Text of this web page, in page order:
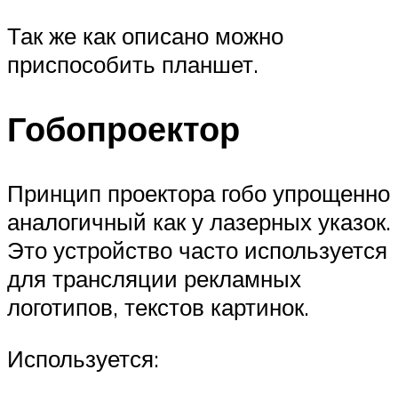
Так же как описано можно
приспособить планшет.
Гобопроектор
Принцип проектора гобо упрощенно
аналогичный как у лазерных указок.
Это устройство часто используется
для трансляции рекламных
логотипов, текстов картинок.
Используется: